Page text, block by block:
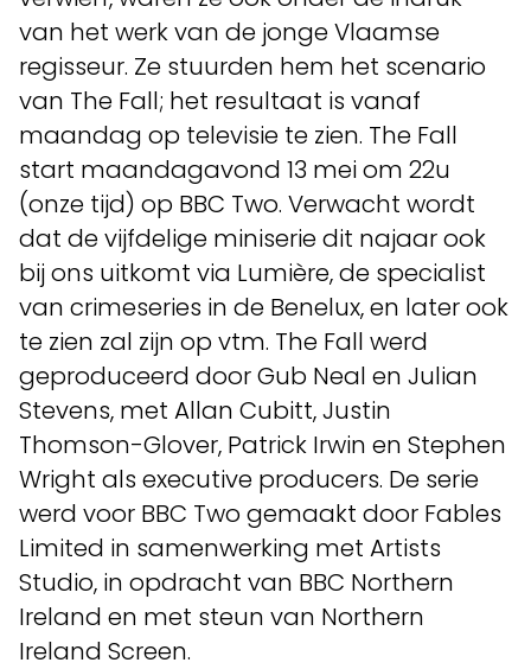
van het werk van de jonge Vlaamse
regisseur. Ze stuurden hem het scenario
van The Fall; het resultaat is vanaf
maandag op televisie te zien. The Fall
start maandagavond 13 mei om 22u
(onze tijd) op BBC Two. Verwacht wordt
dat de vijfdelige miniserie dit najaar ook
bij ons uitkomt via Lumière, de specialist
van crimeseries in de Benelux, en later ook
te zien zal zijn op vtm. The Fall werd
geproduceerd door Gub Neal en Julian
Stevens, met Allan Cubitt, Justin
Thomson-Glover, Patrick Irwin en Stephen
Wright als executive producers. De serie
werd voor BBC Two gemaakt door Fables
Limited in samenwerking met Artists
Studio, in opdracht van BBC Northern
Ireland en met steun van Northern
Ireland Screen.